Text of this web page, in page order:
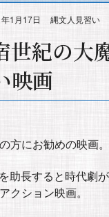
1月17日 縄文人見習い
世紀の
映画
方にお勧めの映画。
助長すると時代劇
クション映画。